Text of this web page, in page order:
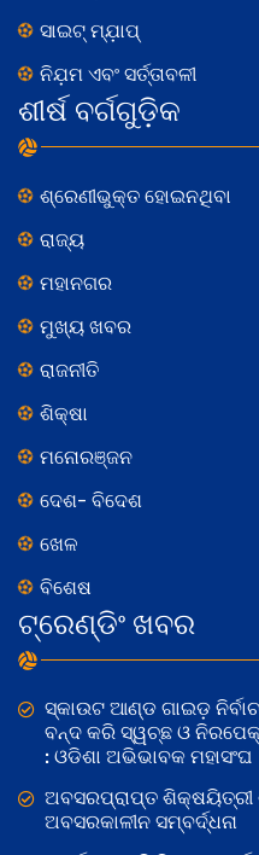
ସାଇଟ୍ ମ୍ଯ଼ାପ୍
ନିଯ଼ମ ଏବଂ ସର୍ତ୍ତାବଳୀ
ଶୀର୍ଷ ବର୍ଗଗୁଡ଼ିକ
ଶ୍ରେଣୀଭୁକ୍ତ ହୋଇନଥିବା
ରାଜ୍ୟ
ମହାନଗର
ମୁଖ୍ୟ ଖବର
ରାଜନୀତି
ଶିକ୍ଷା
ମନୋରଞ୍ଜନ
ଦେଶ- ବିଦେଶ
ଖେଳ
ବିଶେଷ
ଟ୍ରେଣ୍ଡିଂ ଖବର
ସ୍କାଉଟ ଆଣ୍ଡ ଗାଇଡ଼
ବନ୍ଦ କରି ସ୍ୱଚ୍ଛ ଓ
: ଓଡିଶା ଅଭିଭାବକ ମହାସଂଘ
ଅବସରପ୍ରାପ୍ତ ଶିକ୍ଷୟିତ୍ରୀ
ଅବସରକାଳୀନ ସମ୍ବର୍ଦ୍ଧନା